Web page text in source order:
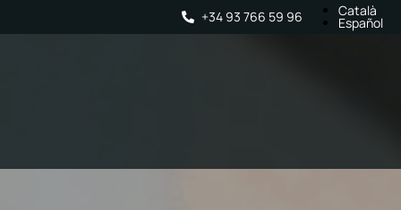
+34 93 766 59 96 Català
Español